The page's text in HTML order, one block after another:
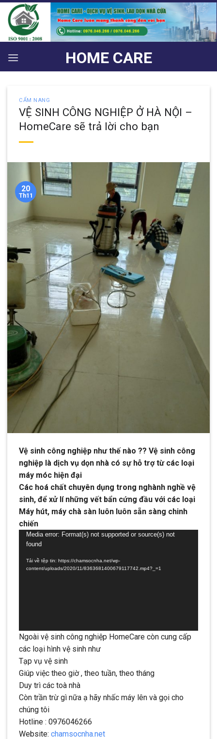
Bỏ
qua
nội
dung
HOME CARE
CẨM NANG
VỆ SINH CÔNG NGHIỆP Ở HÀ NỘI –
HomeCare sẽ trả lời cho bạn
20
Th11
Vệ sinh công nghiệp như thế nào ?? Vệ sinh công
nghiệp là dịch vụ dọn nhà có sự hỗ trợ từ các loại
máy móc hiện đại
Các hoá chất chuyên dụng trong nghành nghề vệ
sinh, để xử lí những vết bẩn cứng đầu với các loại
Máy hút, máy chà sàn luôn luôn sẵn sàng chinh
chiến
Trình
chơi
Video
Media error: Format(s) not supported or source(s) not
found
Tải về tệp tin: https://chamsocnha.net/wp-
content/uploads/2020/11/8363681400679117742.mp4?_=1
Ngoài vệ sinh công nghiệp HomeCare còn cung cấp
các loại hình vệ sinh như
Tạp vụ vệ sinh
Giúp việc theo giờ , theo tuần, theo tháng
Duy trì các toà nhà
Còn trần trừ gì nữa ạ hãy nhấc máy lên và gọi cho
chúng tôi
Hotline : 0976046266
Website: chamsocnha.net